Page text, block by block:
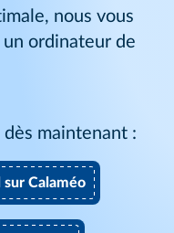
nous vous
ordinateur de
maintenant :
Calaméo